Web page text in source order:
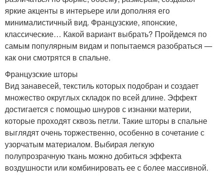
яркие акценты в интерьере или дополняя его
минималистичный вид. Французские, японские,
классические… Какой вариант выбрать? Пройдемся по
самым популярным видам и попытаемся разобраться —
как они смотрятся в спальне.
Французские шторы
Вид занавесей, текстиль которых подобран и создает
множество округлых складок по всей длине. Эффект
достигается с помощью шнуров с изнанки материи,
которые проходят сквозь петли. Такие шторы в спальне
выглядят очень торжественно, особенно в сочетание с
узорчатым материалом. Выбирая легкую
полупрозрачную ткань можно добиться эффекта
воздушности или комбинировать ее с более массивной.